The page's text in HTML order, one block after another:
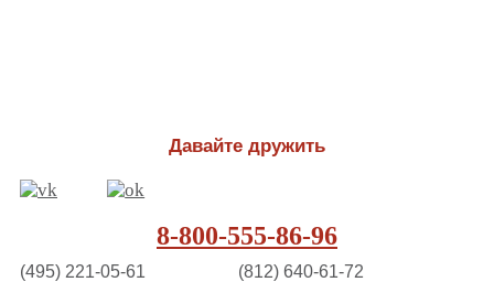
Давайте дружить
8-800-555-86-96
(495) 221-05-61 (812) 640-61-72